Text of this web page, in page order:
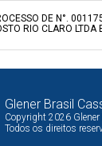
DE N°.
RIO CLARO LTDA
Glener Brasil
Copyright 2026
Todos os direitos